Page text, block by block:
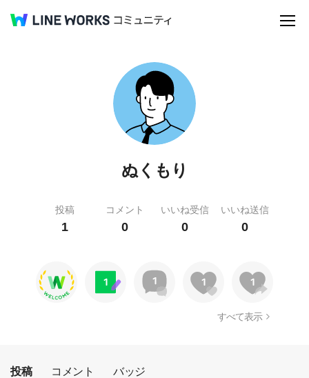
ぬくもり
投稿
1
コメント
0
いいね受信
0
いいね送信
0
すべて表示
投稿 コメント バッジ